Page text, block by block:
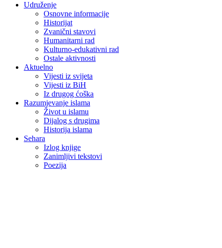
Udruženje
Osnovne informacije
Historijat
Zvanični stavovi
Humanitarni rad
Kulturno-edukativni rad
Ostale aktivnosti
Aktuelno
Vijesti iz svijeta
Vijesti iz BiH
Iz drugog ćoška
Razumjevanje islama
Život u islamu
Dijalog s drugima
Historija islama
Sehara
Izlog knjige
Zanimljivi tekstovi
Poezija